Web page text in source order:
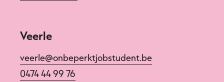
Veerle
veerle@onbeperktjobstudent.be
0474 44 99 76